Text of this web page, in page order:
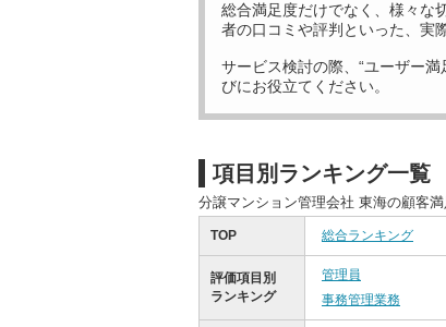
総合満足度だけでなく、様々な
者の口コミや評判といった、実
サービス検討の際、“ユーザー
びにお役立てください。
項目別ランキング一覧
分譲マンション管理会社 東海の顧客
TOP 総合ランキング
評価項目別
ランキング
管理員
事務管理業務